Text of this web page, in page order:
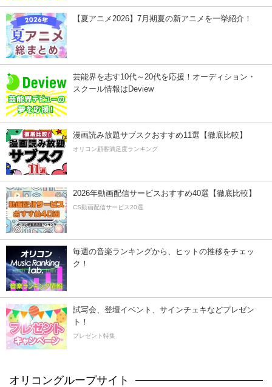
【夏アニメ2026】7月期夏の新アニメを一挙紹介！
芸能界を志す10代～20代を応援！オーディション・
スクール情報はDeview
漫画読み放題サブスクおすすめ11選【徹底比較】
オリコン顧客満足度ランキング
2026年動画配信サービスおすすめ40選【徹底比較】
CS動画配信サービス20選
毎週の音楽ランキングから、ヒットの推移をチェッ
ク！
試写会、登壇イベント、サインチェキなどプレゼン
ト！
プレゼント特集
オリコングループサイト